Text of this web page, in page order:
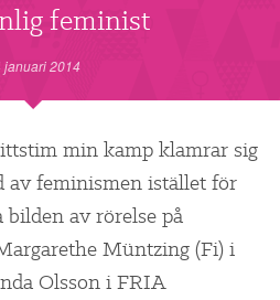
▼
feminist
januari 2014
min kamp klamrar sig
av feminismen istället för
av rörelse på
Müntzing (Fi) i
Olsson i FRIA